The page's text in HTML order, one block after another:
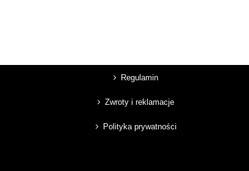
Regulamin
Zwroty i reklamacje
Polityka prywatności